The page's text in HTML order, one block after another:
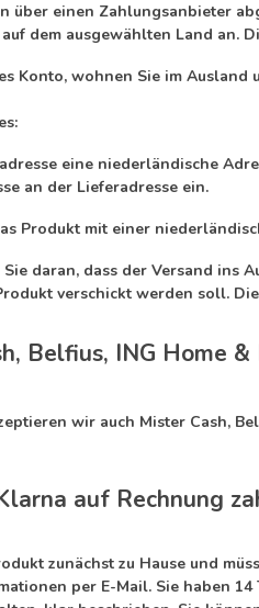
über einen Zahlungsanbieter
dem ausgewählten Land an.
Konto, wohnen Sie im
eine niederländische
an der Lieferadresse ein.
Produkt mit einer
Sie daran, dass der Versand
verschickt werden soll.
Belfius, ING Home &
wir auch Mister Cash,
auf Rechnung
zunächst zu Hause und
per E-Mail. Sie haben